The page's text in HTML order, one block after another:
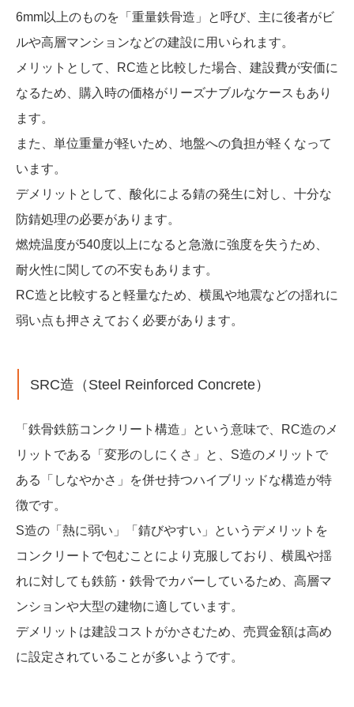
6mm以上のものを「重量鉄骨造」と呼び、主に後者がビ
ルや高層マンションなどの建設に用いられます。
メリットとして、RC造と比較した場合、建設費が安価に
なるため、購入時の価格がリーズナブルなケースもあり
ます。
また、単位重量が軽いため、地盤への負担が軽くなって
います。
デメリットとして、酸化による錆の発生に対し、十分な
防錆処理の必要があります。
燃焼温度が540度以上になると急激に強度を失うため、
耐火性に関しての不安もあります。
RC造と比較すると軽量なため、横風や地震などの揺れに
弱い点も押さえておく必要があります。
SRC造（Steel Reinforced Concrete）
「鉄骨鉄筋コンクリート構造」という意味で、RC造のメ
リットである「変形のしにくさ」と、S造のメリットで
ある「しなやかさ」を併せ持つハイブリッドな構造が特
徴です。
S造の「熱に弱い」「錆びやすい」というデメリットを
コンクリートで包むことにより克服しており、横風や揺
れに対しても鉄筋・鉄骨でカバーしているため、高層マ
ンションや大型の建物に適しています。
デメリットは建設コストがかさむため、売買金額は高め
に設定されていることが多いようです。